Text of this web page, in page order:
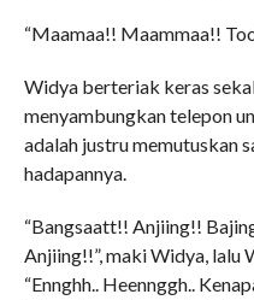
“Maamaa!! Maammaa!!
Widya berteriak keras
menyambungkan telepon
adalah justru memutuskan
hadapannya.
“Bangsaatt!! Anjiing!!
Anjiing!!”, maki Widya, lalu
“Ennghh.. Heennggh..